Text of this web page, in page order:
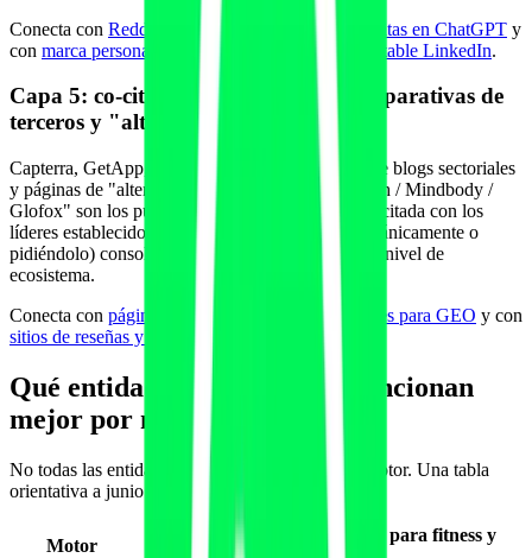
Conecta con Reddit, Quora y comunidades para citas en ChatGPT y
con marca personal entrenador y fisio autoridad citable LinkedIn.
Capa 5: co-citation en directorios, comparativas de
terceros y "alternativas a X"
Capterra, GetApp, G2, Trustpilot, comparativas de blogs sectoriales
y páginas de "alternativas a Trainerize / TrueCoach / Mindbody /
Glofox" son los puntos donde tu marca queda co-citada con los
líderes establecidos. Aparecer en estas piezas (orgánicamente o
pidiéndolo) consolida la asociación de categoría a nivel de
ecosistema.
Conecta con páginas vs alternativas y competidores para GEO y con
sitios de reseñas y directorios que cita la IA
Qué entidades autoritativas funcionan
mejor por motor
No todas las entidades pesan lo mismo en cada motor. Una tabla
orientativa a junio de 2026:
Motor
Entidades A/B con más peso para fitness y